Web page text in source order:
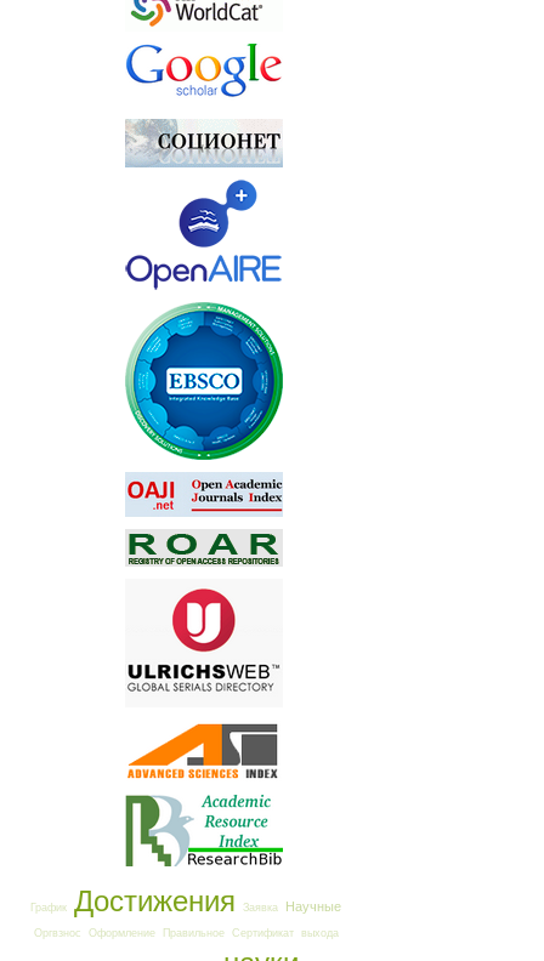
График Достижения Заявка Научные
Оргвзнос Оформление Правильное Сертификат выхода